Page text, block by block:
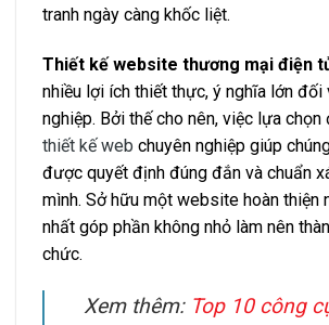
tranh ngày càng khốc liệt.
Thiết kế website thương mại điện
nhiều lợi ích thiết thực, ý nghĩa lớn đối
nghiệp. Bởi thế cho nên, việc lựa chọn
thiết kế web chuyên nghiệp giúp
được quyết định đúng đắn và chuẩn
mình. Sở hữu một website hoàn thiện
nhất góp phần không nhỏ làm nên
chức.
Xem thêm: Top 10 công